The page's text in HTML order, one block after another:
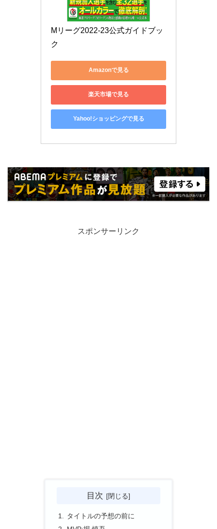
Mリーグ2022-23公式ガイドブッ
ク
Amazonで見る
楽天市場で見る
Yahoo!ショッピングで見る
スポンサーリンク
目次
タイトルの予想の前に